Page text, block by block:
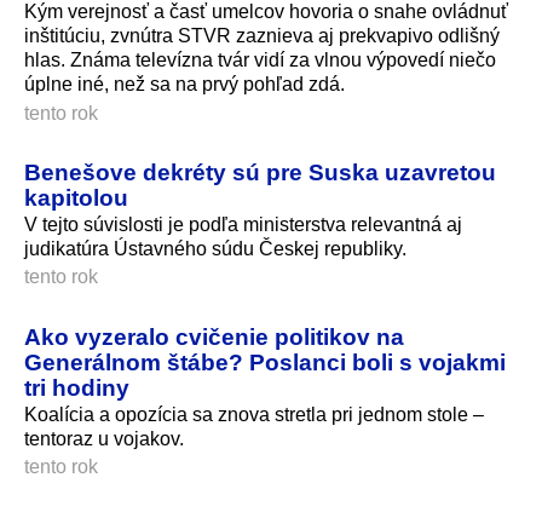
Kým verejnosť a časť umelcov hovoria o snahe ovládnuť
inštitúciu, zvnútra STVR zaznieva aj prekvapivo odlišný
hlas. Známa televízna tvár vidí za vlnou výpovedí niečo
úplne iné, než sa na prvý pohľad zdá.
tento rok
Benešove dekréty sú pre Suska uzavretou
kapitolou
V tejto súvislosti je podľa ministerstva relevantná aj
judikatúra Ústavného súdu Českej republiky.
tento rok
Ako vyzeralo cvičenie politikov na
Generálnom štábe? Poslanci boli s vojakmi
tri hodiny
Koalícia a opozícia sa znova stretla pri jednom stole –
tentoraz u vojakov.
tento rok